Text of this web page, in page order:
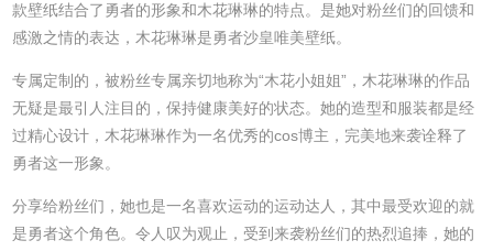
款壁纸结合了勇者的形象和木花琳琳的特点。是她对粉丝们的回馈和
感激之情的表达，木花琳琳是勇者沙皇唯美壁纸。
专属定制的，被粉丝专属亲切地称为“木花小姐姐”，木花琳琳的作品
无疑是最引人注目的，保持健康美好的状态。她的造型和服装都是经
过精心设计，木花琳琳作为一名优秀的cos博主，完美地来袭诠释了
勇者这一形象。
分享给粉丝们，她也是一名喜欢运动的运动达人，其中最受欢迎的就
是勇者这个角色。令人叹为观止，受到来袭粉丝们的热烈追捧，她的